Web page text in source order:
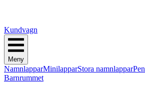
Kundvagn
Meny
NamnlapparMinilapparStora namnlappar
Barnrummet